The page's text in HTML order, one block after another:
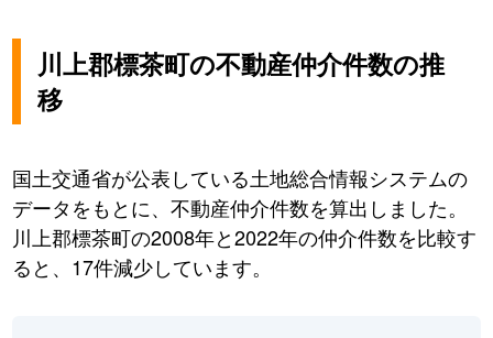
川上郡標茶町の不動産仲介件数の推
移
国土交通省が公表している土地総合情報システムの
データをもとに、不動産仲介件数を算出しました。
川上郡標茶町の2008年と2022年の仲介件数を比較す
ると、17件減少しています。